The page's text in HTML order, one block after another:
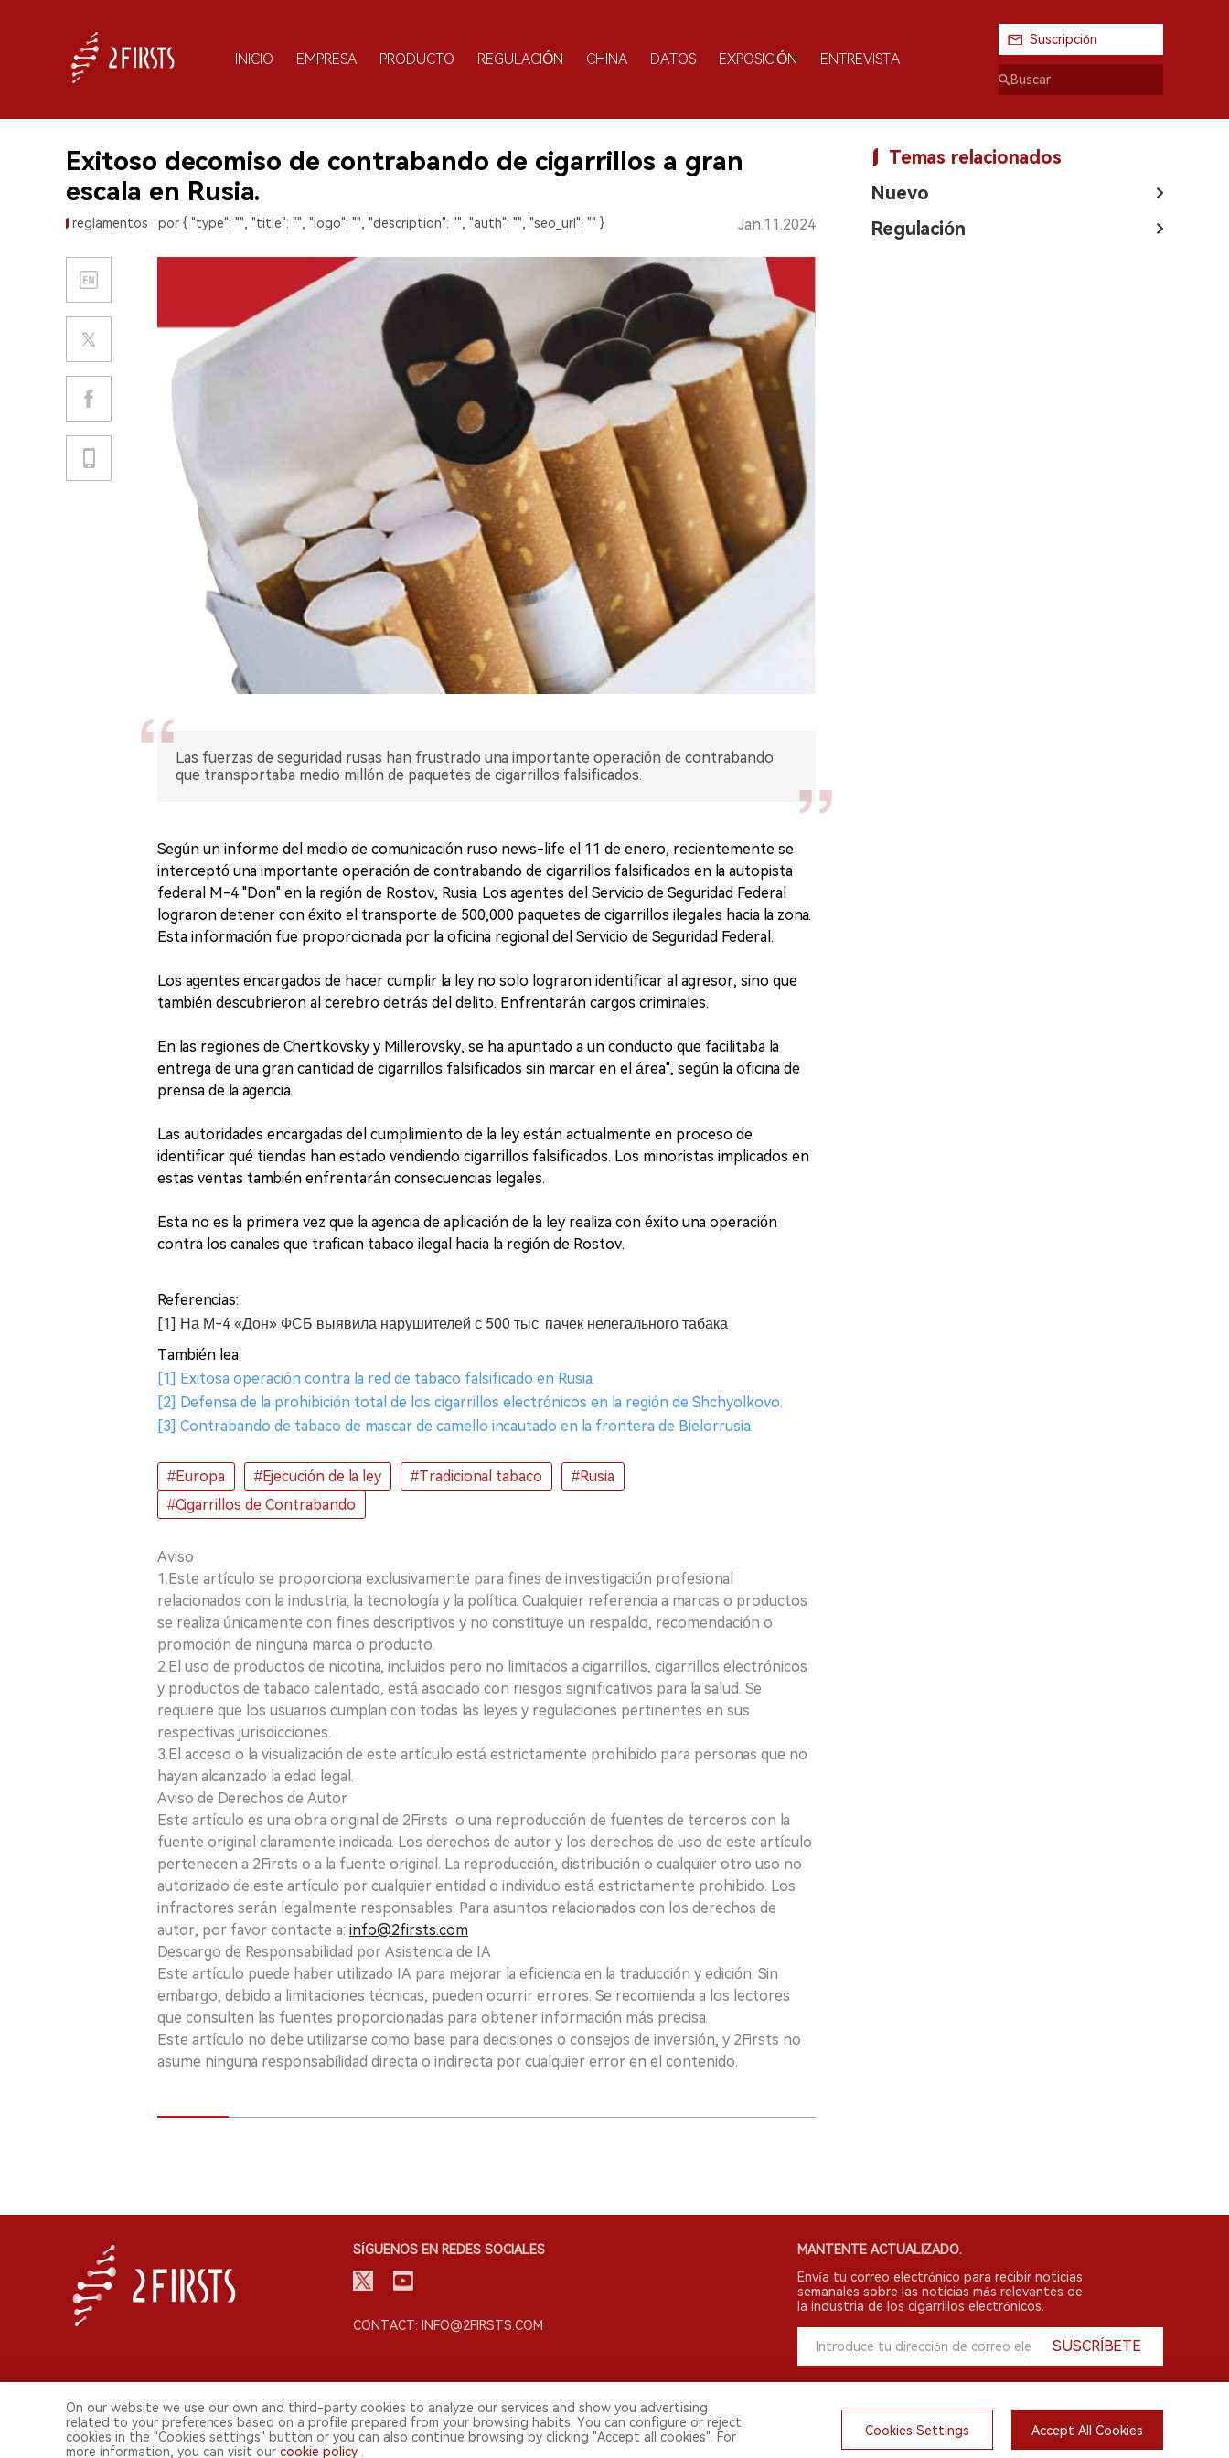
INICIO EMPRESA PRODUCTO REGULACIÓN CHINA DATOS EXPOSICIÓN ENTREVISTA
Suscripción
Exitoso decomiso de contrabando de cigarrillos a gran
escala en Rusia.
reglamentos por { "type": "", "title": "", "logo": "", "description": "", "auth": "", "seo_url": "" } Jan.11.2024
Las fuerzas de seguridad rusas han frustrado una importante operación de contrabando
que transportaba medio millón de paquetes de cigarrillos falsificados.
Según un informe del medio de comunicación ruso news-life el 11 de enero, recientemente se
interceptó una importante operación de contrabando de cigarrillos falsificados en la autopista
federal M-4 "Don" en la región de Rostov, Rusia. Los agentes del Servicio de Seguridad Federal
lograron detener con éxito el transporte de 500,000 paquetes de cigarrillos ilegales hacia la zona.
Esta información fue proporcionada por la oficina regional del Servicio de Seguridad Federal.
Los agentes encargados de hacer cumplir la ley no solo lograron identificar al agresor, sino que
también descubrieron al cerebro detrás del delito. Enfrentarán cargos criminales.
En las regiones de Chertkovsky y Millerovsky, se ha apuntado a un conducto que facilitaba la
entrega de una gran cantidad de cigarrillos falsificados sin marcar en el área", según la oficina de
prensa de la agencia.
Las autoridades encargadas del cumplimiento de la ley están actualmente en proceso de
identificar qué tiendas han estado vendiendo cigarrillos falsificados. Los minoristas implicados en
estas ventas también enfrentarán consecuencias legales.
Esta no es la primera vez que la agencia de aplicación de la ley realiza con éxito una operación
contra los canales que trafican tabaco ilegal hacia la región de Rostov.
Referencias:
[1] На М-4 «Дон» ФСБ выявила нарушителей с 500 тыс. пачек нелегального табака
También lea:
[1] Exitosa operación contra la red de tabaco falsificado en Rusia.
[2] Defensa de la prohibición total de los cigarrillos electrónicos en la región de Shchyolkovo.
[3] Contrabando de tabaco de mascar de camello incautado en la frontera de Bielorrusia.
#Europa #Ejecución de la ley #Tradicional tabaco
#Rusia
#Cigarrillos de Contrabando
Aviso
1.Este artículo se proporciona exclusivamente para fines de investigación profesional
relacionados con la industria, la tecnología y la política. Cualquier referencia a marcas o productos
se realiza únicamente con fines descriptivos y no constituye un respaldo, recomendación o
promoción de ninguna marca o producto.
2.El uso de productos de nicotina, incluidos pero no limitados a cigarrillos, cigarrillos electrónicos
y productos de tabaco calentado, está asociado con riesgos significativos para la salud. Se
requiere que los usuarios cumplan con todas las leyes y regulaciones pertinentes en sus
respectivas jurisdicciones.
3.El acceso o la visualización de este artículo está estrictamente prohibido para personas que no
hayan alcanzado la edad legal.
Aviso de Derechos de Autor
Este artículo es una obra original de 2Firsts o una reproducción de fuentes de terceros con la
fuente original claramente indicada. Los derechos de autor y los derechos de uso de este artículo
pertenecen a 2Firsts o a la fuente original. La reproducción, distribución o cualquier otro uso no
autorizado de este artículo por cualquier entidad o individuo está estrictamente prohibido. Los
infractores serán legalmente responsables. Para asuntos relacionados con los derechos de
autor, por favor contacte a: info@2firsts.com
Descargo de Responsabilidad por Asistencia de IA
Este artículo puede haber utilizado IA para mejorar la eficiencia en la traducción y edición. Sin
embargo, debido a limitaciones técnicas, pueden ocurrir errores. Se recomienda a los lectores
que consulten las fuentes proporcionadas para obtener información más precisa.
Este artículo no debe utilizarse como base para decisiones o consejos de inversión, y 2Firsts no
asume ninguna responsabilidad directa o indirecta por cualquier error en el contenido.
Temas relacionados
Nuevo
Regulación
SÍGUENOS EN REDES SOCIALES
CONTACT: INFO@2FIRSTS.COM
MANTENTE ACTUALIZADO.
Envía tu correo electrónico para recibir noticias
semanales sobre las noticias más relevantes de
la industria de los cigarrillos electrónicos.
SUSCRÍBETE
© 2026 Shenzhen 2FIRSTS Technology Co.,Ltd. Todos los derechos reservados.
On our website we use our own and third-party cookies to analyze our services and show you advertising
related to your preferences based on a profile prepared from your browsing habits. You can configure or reject
cookies in the "Cookies settings" button or you can also continue browsing by clicking "Accept all cookies". For
more information, you can visit our cookie policy
Cookies Settings Accept All Cookies